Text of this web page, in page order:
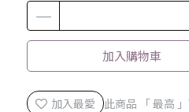
加入購物車
加入最愛 此商品 「 最高